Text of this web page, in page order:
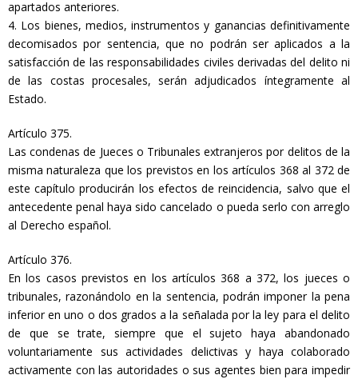
apartados anteriores.
4. Los bienes, medios, instrumentos y ganancias definitivamente
decomisados por sentencia, que no podrán ser aplicados a la
satisfacción de las responsabilidades civiles derivadas del delito ni
de las costas procesales, serán adjudicados íntegramente al
Estado.
Artículo 375.
Las condenas de Jueces o Tribunales extranjeros por delitos de la
misma naturaleza que los previstos en los artículos 368 al 372 de
este capítulo producirán los efectos de reincidencia, salvo que el
antecedente penal haya sido cancelado o pueda serlo con arreglo
al Derecho español.
Artículo 376.
En los casos previstos en los artículos 368 a 372, los jueces o
tribunales, razonándolo en la sentencia, podrán imponer la pena
inferior en uno o dos grados a la señalada por la ley para el delito
de que se trate, siempre que el sujeto haya abandonado
voluntariamente sus actividades delictivas y haya colaborado
activamente con las autoridades o sus agentes bien para impedir